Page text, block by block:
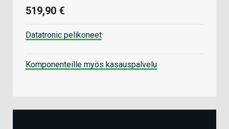
519,90 €
Datatronic pelikoneet
Komponenteille myös kasauspalvelu